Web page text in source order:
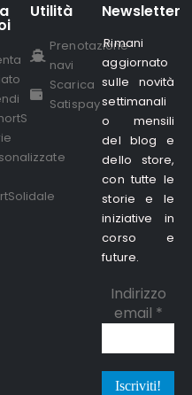
Utilità
Prenotazione
navi
Scarica
Satispay
Newsletter
.Rimani
aggiornato
sulle novità
settimanali
o mensili
del blog e
dello store,
con tutte le
storie e le
iniziative in
corso e
future.
Indirizzo
email *